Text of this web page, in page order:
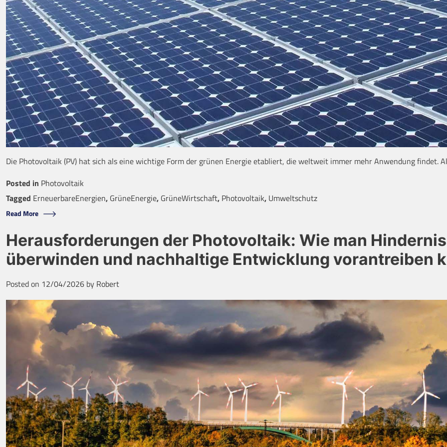
Die Photovoltaik (PV) hat sich als eine wichtige Form der grünen Energie etabliert, die weltweit immer mehr Anwendung findet.
Posted in Photovoltaik
Tagged ErneuerbareEnergien, GrüneEnergie, GrüneWirtschaft, Photovoltaik, Umweltschutz
Read More
Herausforderungen der Photovoltaik: Wie man
überwinden und nachhaltige Entwicklung vorantreiben
Posted on 12/04/2026 by Robert